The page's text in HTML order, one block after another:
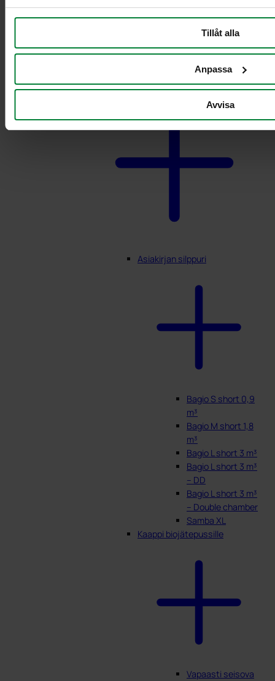
Tillåt alla
Anpassa
Avvisa
Dynamic FZB
Säkinpidike Mini
FZB
Lisävarusteet jätekäsittely sisätiloissa
Asiakirjan silppuri
Bagio S short 0,9
m³
Bagio M short 1,8
m³
Bagio L short 3 m³
Bagio L short 3 m³
– DD
Bagio L short 3 m³
– Double chamber
Samba XL
Kaappi biojätepussille
Vapaasti seisova